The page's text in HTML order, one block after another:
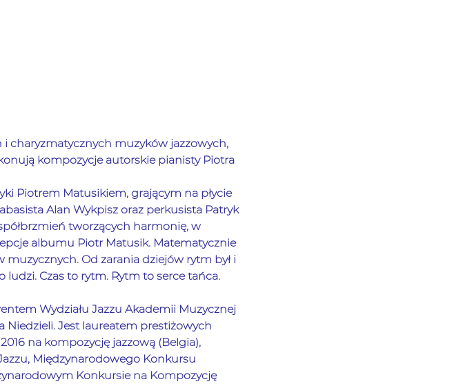
charyzmatycznych muzyków jazzowych,
kompozycje autorskie pianisty Piotra
Piotrem Matusikiem, grającym na płycie
Alan Wykpisz oraz perkusista Patryk
tworzących harmonię, w
albumu Piotr Matusik. Matematycznie
Od zarania dziejów rytm był i
Czas to rytm. Rytm to serce tańca.
Wydziału Jazzu Akademii Muzycznej
Jest laureatem prestiżowych
na kompozycję jazzową (Belgia),
Międzynarodowego Konkursu
Konkursie na Kompozycję